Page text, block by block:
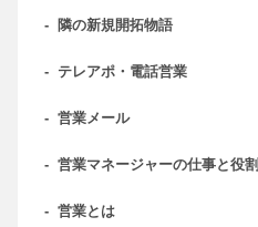
- 隣の新規開拓物語
- テレアポ・電話営業
- 営業メール
- 営業マネージャーの仕事と役割
- 営業とは